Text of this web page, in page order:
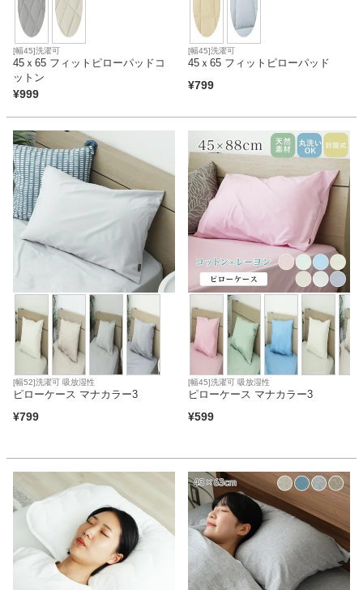
[幅45]洗濯可
45ｘ65 フィットピローパッドコ
ットン
¥999
[幅45]洗濯可
45ｘ65 フィットピローパッド
¥799
[幅52]洗濯可 吸放湿性
ピローケース マナカラー3
¥799
[幅45]洗濯可 吸放湿性
ピローケース マナカラー3
¥599